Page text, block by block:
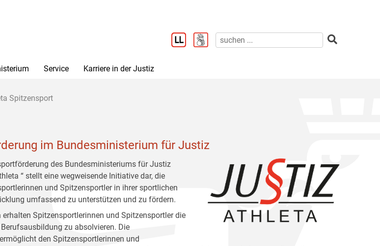
Service Karriere in der Justiz
Spitzensport
im Bundesministerium für Justiz
des Bundesministeriums für Justiz
“ stellt eine wegweisende Initiative dar, die
und Spitzensportler in ihrer sportlichen
umfassend zu unterstützen und zu fördern.
erhalten Spitzensportlerinnen und Spitzensportler die
zu absolvieren. Die
den Spitzensportlerinnen und